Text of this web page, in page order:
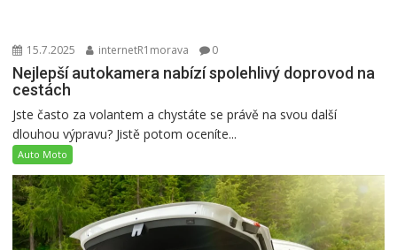
15.7.2025 internetR1morava 0
Nejlepší autokamera nabízí spolehlivý doprovod na
cestách
Jste často za volantem a chystáte se právě na svou další
dlouhou výpravu? Jistě potom oceníte...
Auto Moto